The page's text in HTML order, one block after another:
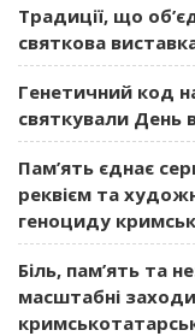
Традиції, що
святкова
Генетичний код
святкували День
Пам’ять єднає
реквієм та
геноциду
Біль, пам’ять та
масштабні